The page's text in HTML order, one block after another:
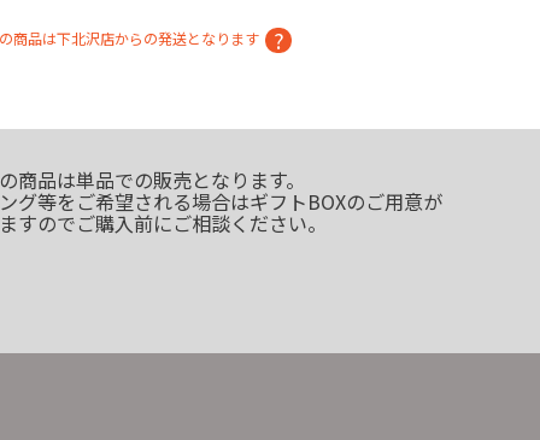
商品は下北沢店からの発送となります
商品は単品での販売となります。
グ等をご希望される場合はギフトBOXのご用意が
すのでご購入前にご相談ください。